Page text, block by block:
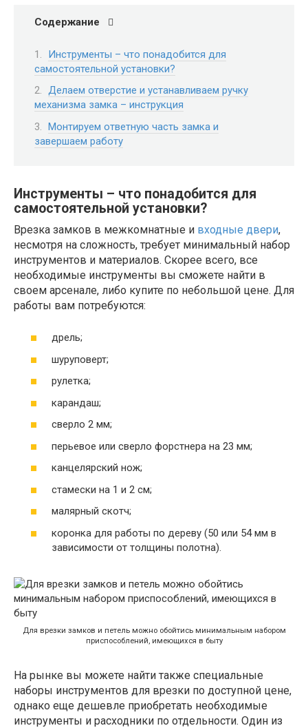
Содержание
Инструменты – что понадобится для
самостоятельной установки?
Делаем отверстие и устанавливаем ручку
механизма замка – инструкция
Монтируем ответную часть замка и
завершаем работу
Инструменты – что понадобится для
самостоятельной установки?
Врезка замков в межкомнатные и входные двери,
несмотря на сложность, требует минимальный набор
инструментов и материалов. Скорее всего, все
необходимые инструменты вы сможете найти в
своем арсенале, либо купите по небольшой цене. Для
работы вам потребуются:
дрель;
шуруповерт;
рулетка;
карандаш;
сверло 2 мм;
перьевое или сверло форстнера на 23 мм;
канцелярский нож;
стамески на 1 и 2 см;
малярный скотч;
коронка для работы по дереву (50 или 54 мм в
зависимости от толщины полотна).
Для врезки замков и петель можно обойтись минимальным набором
приспособлений, имеющихся в быту
На рынке вы можете найти также специальные
наборы инструментов для врезки по доступной цене,
однако еще дешевле приобретать необходимые
инструменты и расходники по отдельности. Один из